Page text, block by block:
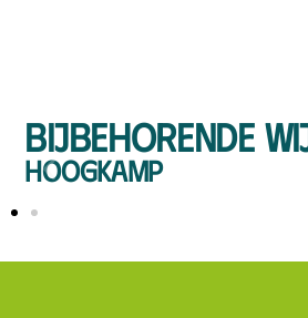
Bijbehorende
Hoogkamp